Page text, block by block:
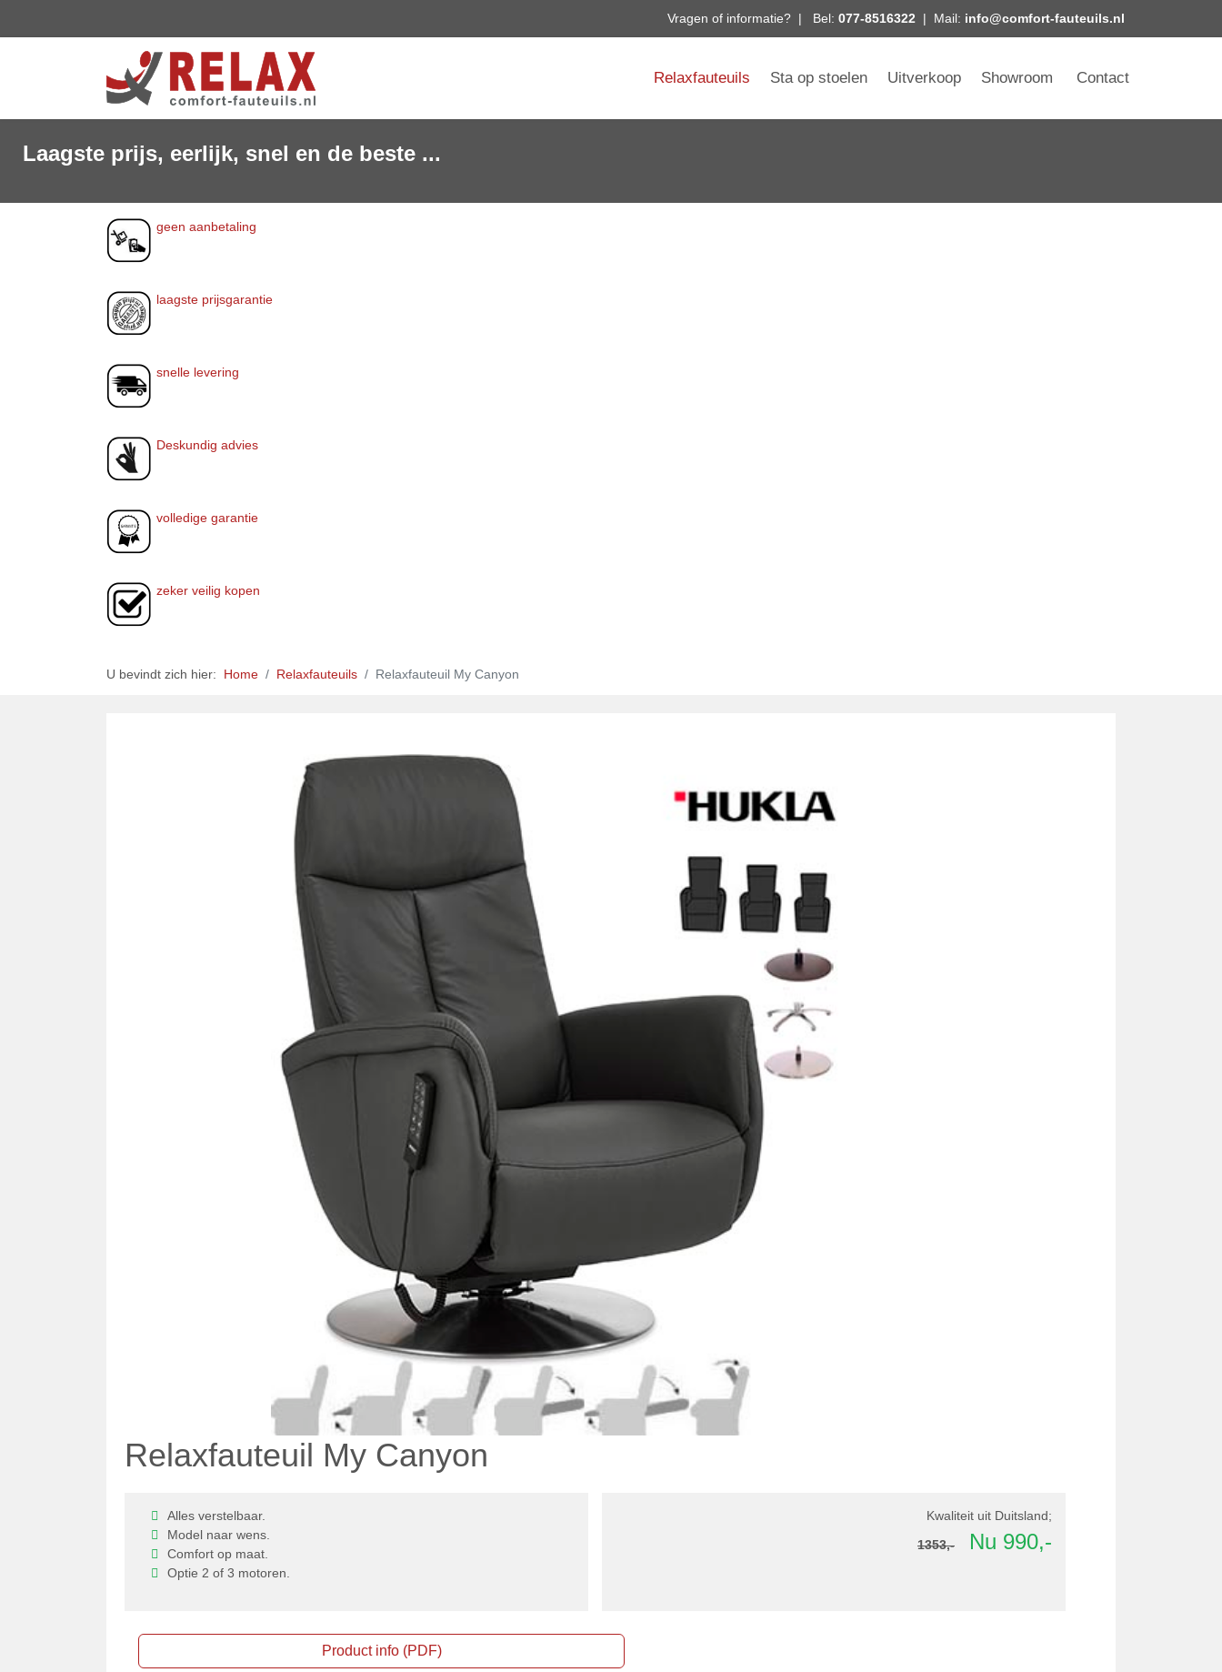
Vragen of informatie? | Bel: 077-8516322 | Mail: info@comfort-fauteuils.nl
Relaxfauteuils Sta op stoelen Uitverkoop Showroom Contact
Laagste prijs, eerlijk, snel en de beste ...
geen aanbetaling
laagste prijsgarantie
snelle levering
Deskundig advies
volledige garantie
zeker veilig kopen
U bevindt zich hier: Home Relaxfauteuils Relaxfauteuil My Canyon
Relaxfauteuil My Canyon
Alles verstelbaar.
Model naar wens.
Comfort op maat.
Optie 2 of 3 motoren.
Kwaliteit uit Duitsland;
1353,-
Nu 990,-
Product info (PDF)